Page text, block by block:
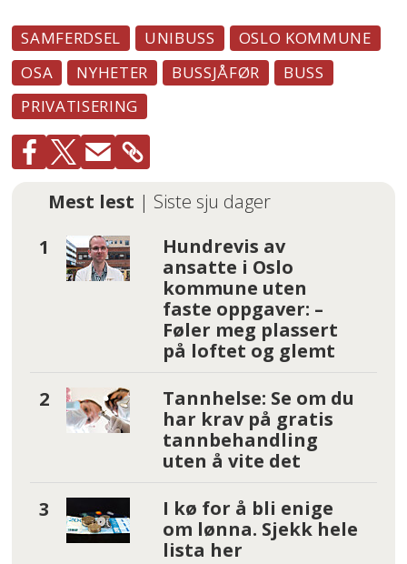
SAMFERDSEL UNIBUSS
OSLO KOMMUNE
OSA
NYHETER BUSSJÅFØR
BUSS
PRIVATISERING
Mest lest | Siste sju dager
Hundrevis av
ansatte i Oslo
kommune uten
faste oppgaver: –
Føler meg plassert
på loftet og glemt
Tannhelse: Se om du
har krav på gratis
tannbehandling
uten å vite det
I kø for å bli enige
om lønna. Sjekk hele
lista her